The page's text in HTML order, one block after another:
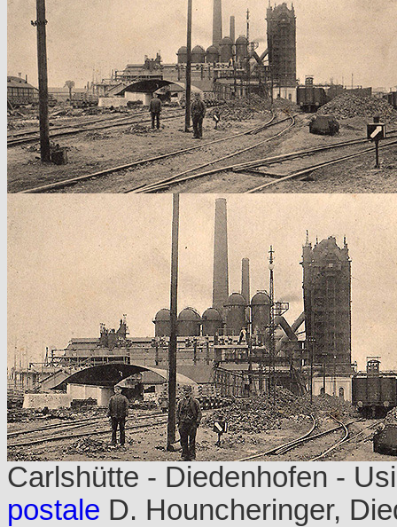
Carlshütte - Diedenhofen -
postale D. Houncheringer,